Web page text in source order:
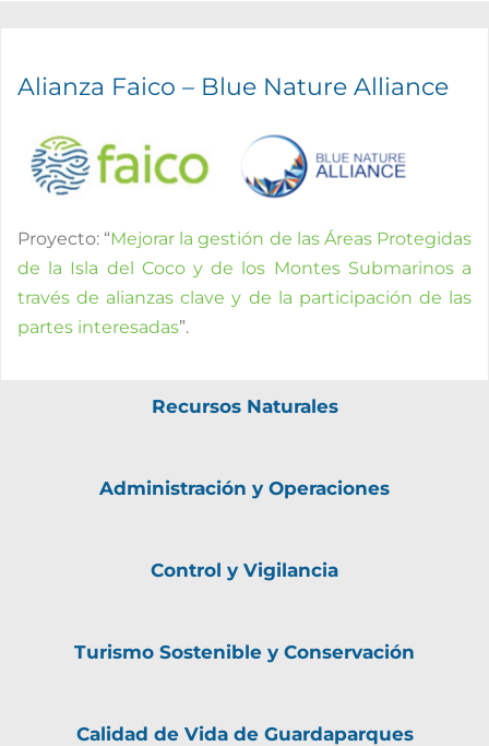
Alianza Faico – Blue Nature Alliance
Proyecto: “Mejorar la gestión de las Áreas Protegidas
de la Isla del Coco y de los Montes Submarinos a
través de alianzas clave y de la participación de las
partes interesadas”.
Recursos Naturales
Administración y Operaciones
Control y Vigilancia
Turismo Sostenible y Conservación
Calidad de Vida de Guardaparques